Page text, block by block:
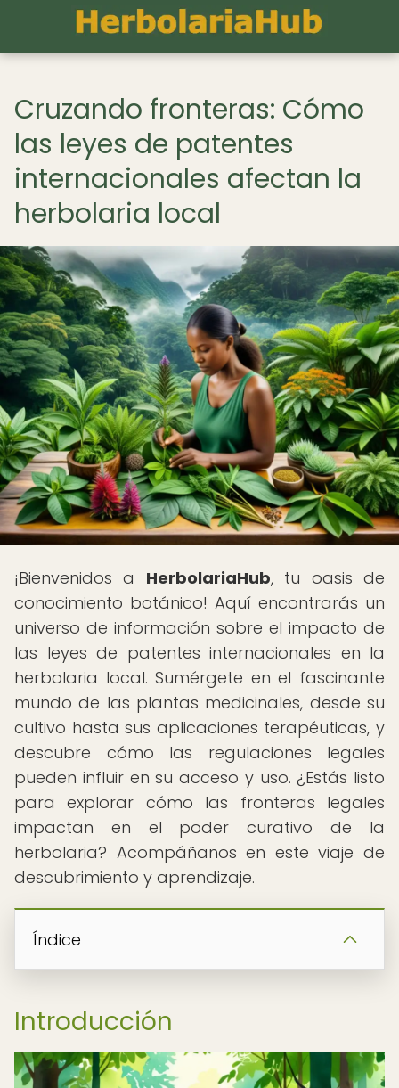
Cruzando fronteras: Cómo
las leyes de patentes
internacionales afectan la
herbolaria local
¡Bienvenidos a HerbolariaHub, tu oasis de
conocimiento botánico! Aquí encontrarás un
universo de información sobre el impacto de
las leyes de patentes internacionales en la
herbolaria local. Sumérgete en el fascinante
mundo de las plantas medicinales, desde su
cultivo hasta sus aplicaciones terapéuticas, y
descubre cómo las regulaciones legales
pueden influir en su acceso y uso. ¿Estás listo
para explorar cómo las fronteras legales
impactan en el poder curativo de la
herbolaria? Acompáñanos en este viaje de
descubrimiento y aprendizaje.
Índice
Introducción